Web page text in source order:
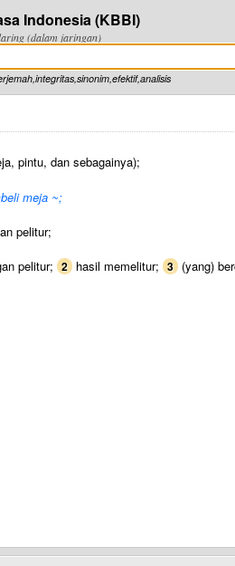
Indonesia (KBBI)
(dalam jaringan)
pintu, dan sebagainya);
meja ~;
pelitur;
pelitur; 2 hasil memelitur; 3 (yang)